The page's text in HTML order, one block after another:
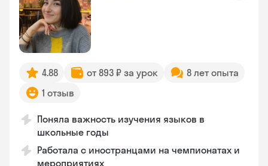
4.88 от 893 ₽ за урок
8 лет опыта
1 отзыв
Поняла важность изучения языков в
школьные годы
Работала с иностранцами на чемпионатах и
мероприятиях